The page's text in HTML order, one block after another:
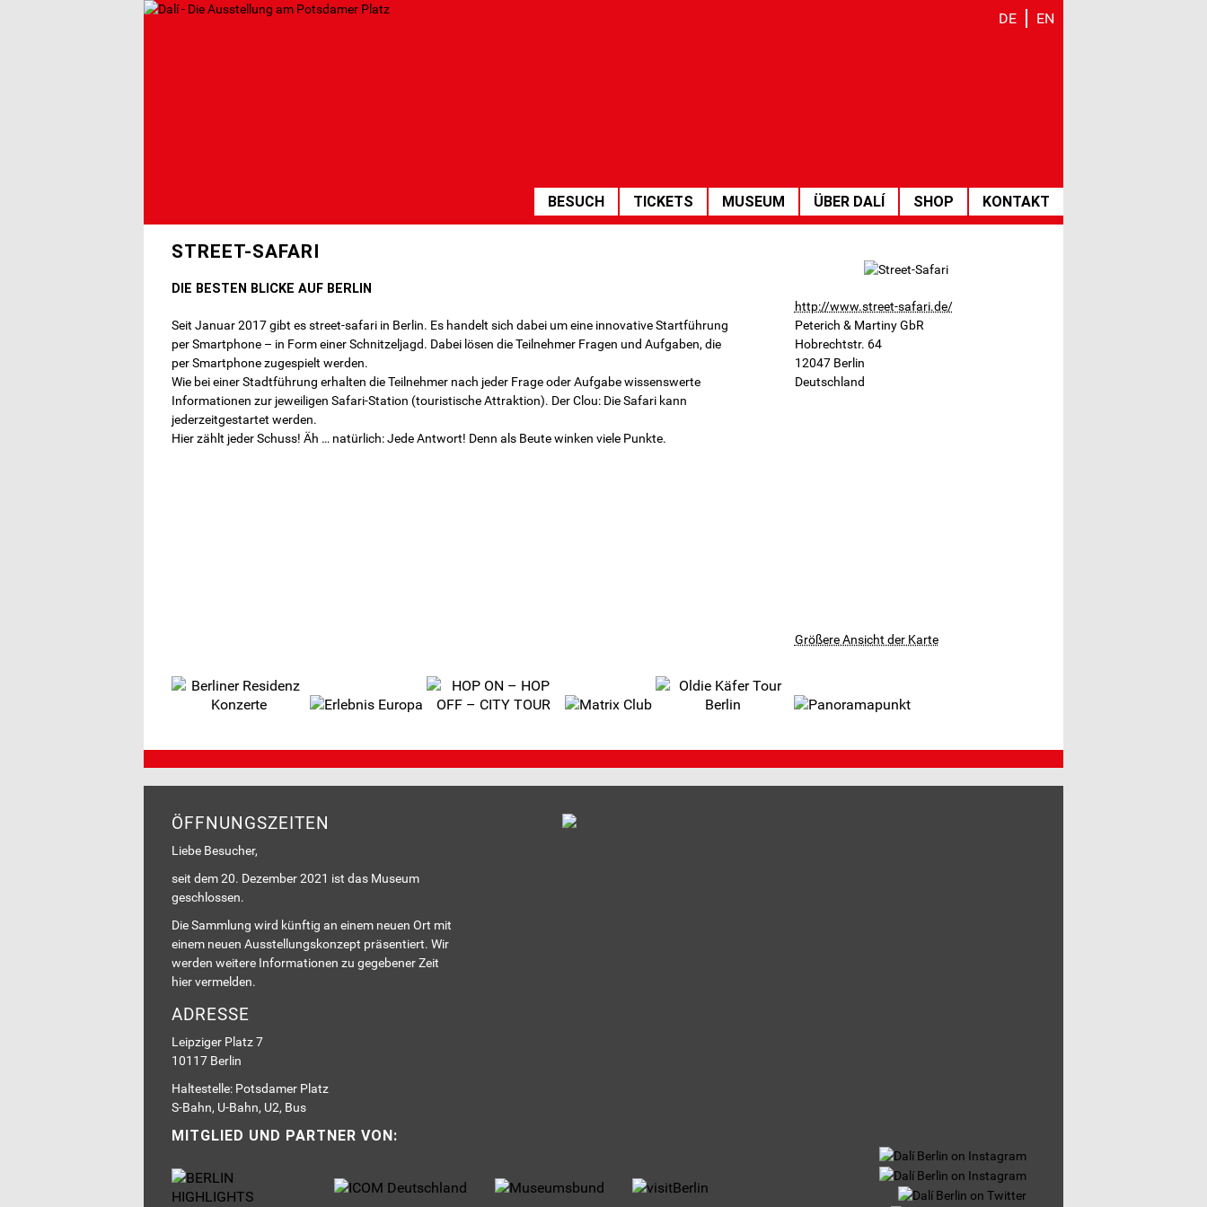
Direkt
DE EN
HAUPTNAVIGATION
BESUCH TICKETS MUSEUM ÜBER DALÍ SHOP KONTAKT
STREET-SAFARI
DIE BESTEN BLICKE AUF BERLIN
Seit Januar 2017 gibt es street-safari in Berlin. Es handelt sich dabei um eine innovative Startführung
per Smartphone – in Form einer Schnitzeljagd. Dabei lösen die Teilnehmer Fragen und Aufgaben, die
per Smartphone zugespielt werden.
Wie bei einer Stadtführung erhalten die Teilnehmer nach jeder Frage oder Aufgabe wissenswerte
Informationen zur jeweiligen Safari-Station (touristische Attraktion). Der Clou: Die Safari kann
jederzeitgestartet werden.
Hier zählt jeder Schuss! Äh … natürlich: Jede Antwort! Denn als Beute winken viele Punkte.
http://www.street-safari.de/
Peterich & Martiny GbR
Hobrechtstr. 64
12047 Berlin
Deutschland
Größere Ansicht der Karte
ÖFFNUNGSZEITEN
Liebe Besucher,
seit dem 20. Dezember 2021 ist das Museum
geschlossen.
Die Sammlung wird künftig an einem neuen Ort mit
einem neuen Ausstellungskonzept präsentiert. Wir
werden weitere Informationen zu gegebener Zeit
hier vermelden.
ADRESSE
Leipziger Platz 7
10117 Berlin
Haltestelle: Potsdamer Platz
S-Bahn, U-Bahn, U2, Bus
MITGLIED UND PARTNER VON: